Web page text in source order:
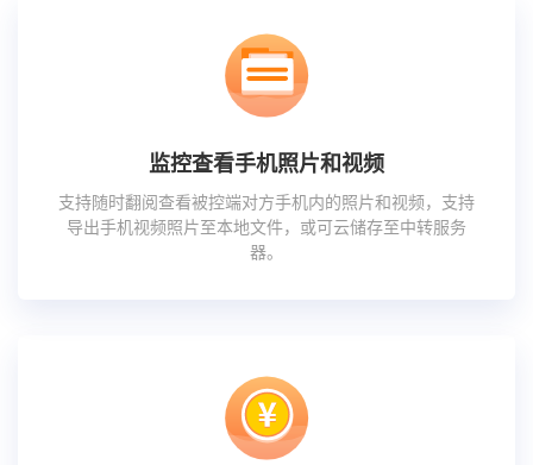
监控查看手机照片和视频
支持随时翻阅查看被控端对方手机内的照片和视频，支持
导出手机视频照片至本地文件，或可云储存至中转服务
器。